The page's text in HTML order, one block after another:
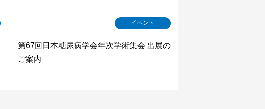
イベント
第67回日本糖尿病学会年次学術集会 出展の
ご案内